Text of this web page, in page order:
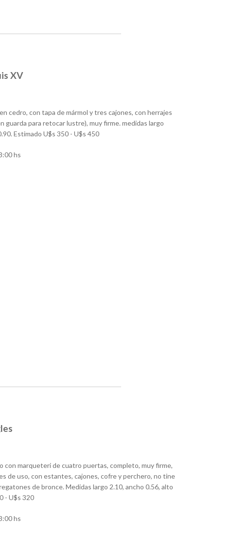
XV
cedro, con tapa de mármol y tres cajones, con herrajes
guarda para retocar lustre), muy firme. medidas largo
Estimado U$s 350 - U$s 450
hs
con marqueteri de cuatro puertas, completo, muy firme,
de uso, con estantes, cajones, cofre y perchero, no tine
de bronce. Medidas largo 2.10, ancho 0.56, alto
- U$s 320
hs